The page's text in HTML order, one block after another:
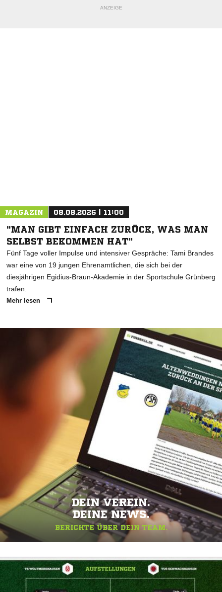
ANZEIGE
MAGAZIN 08.08.2026 | 11:00
"MAN GIBT EINFACH ZURÜCK, WAS MAN
SELBST BEKOMMEN HAT"
Fünf Tage voller Impulse und intensiver Gespräche: Tami Brandes
war eine von 19 jungen Ehrenamtlichen, die sich bei der
diesjährigen Egidius-Braun-Akademie in der Sportschule Grünberg
trafen.
Mehr lesen
DEIN VEREIN.
DEINE NEWS.
BERICHTE ÜBER DEIN TEAM.